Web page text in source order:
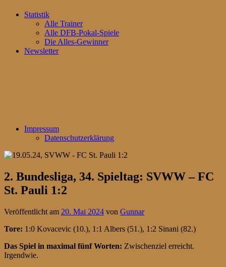
Statistik
Alle Trainer
Alle DFB-Pokal-Spiele
Die Alles-Gewinner
Newsletter
Impressum
Datenschutzerklärung
2. Bundesliga, 34. Spieltag: SVWW – FC
St. Pauli 1:2
Veröffentlicht am 20. Mai 2024 von Gunnar
Tore: 1:0 Kovacevic (10.), 1:1 Albers (51.), 1:2 Sinani (82.)
Das Spiel in maximal fünf Worten: Zwischenziel erreicht.
Irgendwie.